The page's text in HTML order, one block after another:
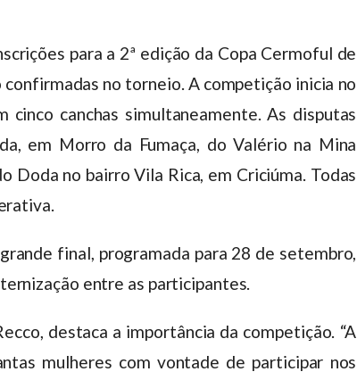
para a 2ª edição da Copa Cermoful de
no torneio. A competição inicia no
canchas simultaneamente. As disputas
em Morro da Fumaça, do Valério na Mina
Doda no bairro Vila Rica, em Criciúma. Todas
final, programada para 28 de setembro,
entre as participantes.
destaca a importância da competição. “A
mulheres com vontade de participar nos